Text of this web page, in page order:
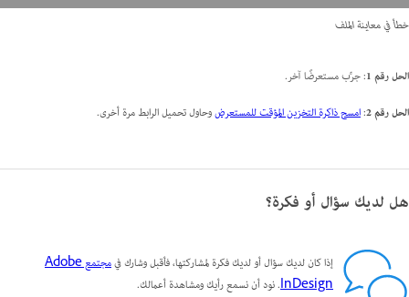
خطأ في معاينة الملف
الحل رقم 1 : جرِّب مستعرضًا آخر.
الحل رقم 2 :امسح ذاكرة التخزين المؤقت للمستعرضوحاول تحميل الرابط مرة أخرى.
هل لديك سؤال أو فكرة؟
إذا كان لديك سؤال أو لديك فكرة لمشاركتها، فأقبل وشارك في
مجتمع Adobe
InDesign. نود أن نسمع رأيك ومشاهدة أعمالك.